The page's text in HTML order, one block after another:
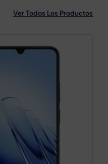
Ver Todos Los Productos